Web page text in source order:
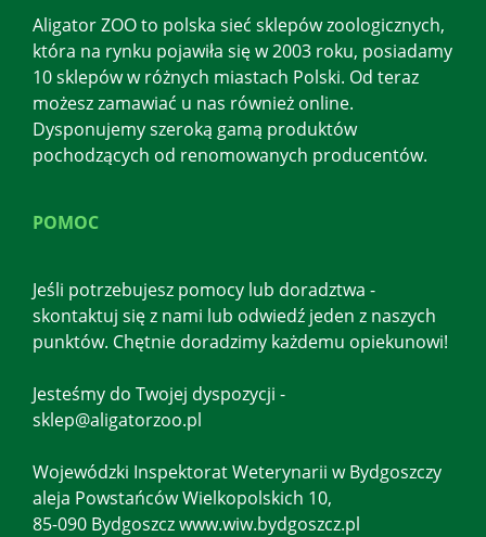
Aligator ZOO to polska sieć sklepów zoologicznych,
która na rynku pojawiła się w 2003 roku, posiadamy
10 sklepów w różnych miastach Polski. Od teraz
możesz zamawiać u nas również online.
Dysponujemy szeroką gamą produktów
pochodzących od renomowanych producentów.
POMOC
Jeśli potrzebujesz pomocy lub doradztwa -
skontaktuj się z nami lub odwiedź jeden z naszych
punktów. Chętnie doradzimy każdemu opiekunowi!
Jesteśmy do Twojej dyspozycji -
sklep@aligatorzoo.pl
Wojewódzki Inspektorat Weterynarii w Bydgoszczy
aleja Powstańców Wielkopolskich 10,
85-090 Bydgoszcz www.wiw.bydgoszcz.pl